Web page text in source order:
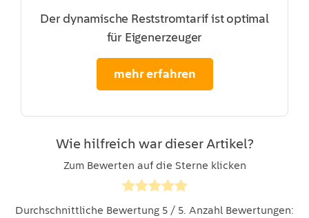
Der dynamische Reststromtarif ist optimal
für Eigenerzeuger
mehr erfahren
Wie hilfreich war dieser Artikel?
Zum Bewerten auf die Sterne klicken
Durchschnittliche Bewertung 5 / 5. Anzahl Bewertungen: